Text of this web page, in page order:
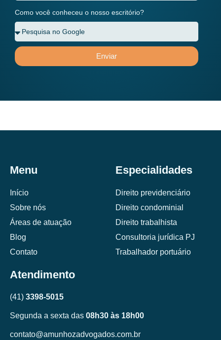
Como você conheceu o nosso escritório?
Enviar
Menu
Início
Sobre nós
Áreas de atuação
Blog
Contato
Especialidades
Direito previdenciário
Direito condominial
Direito trabalhista
Consultoria jurídica PJ
Trabalhador portuário
Atendimento
(41) 3398-5015
Segunda a sexta das 08h30 às 18h00
contato@amunhozadvogados.com.br